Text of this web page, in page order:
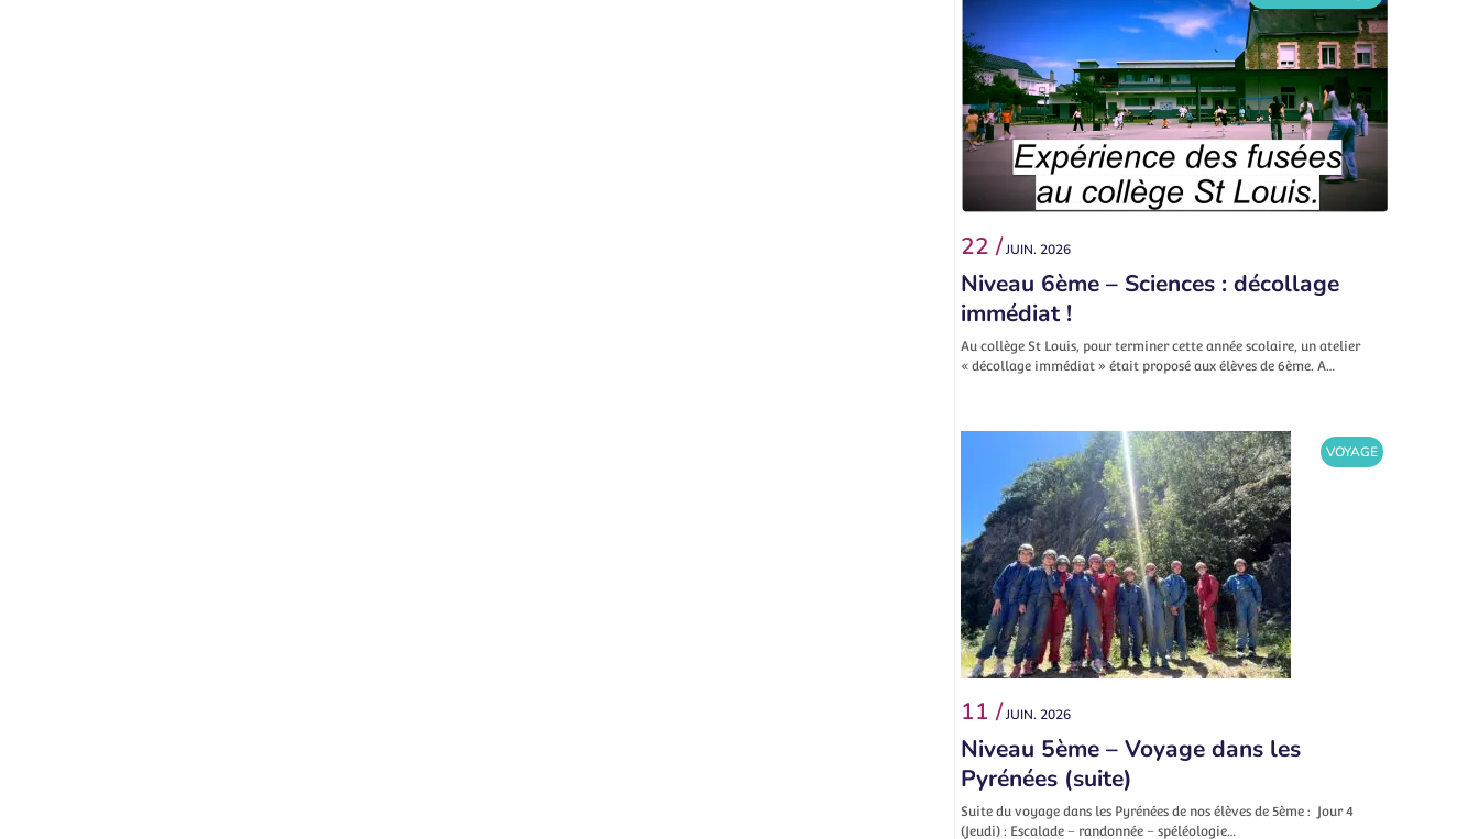
22 /JUIN. 2026
Niveau 6ème – Sciences : décollage
immédiat !
Au collège St Louis, pour terminer cette année scolaire, un atelier
« décollage immédiat » était proposé aux élèves de 6ème. A…
VOYAGE
11 /JUIN. 2026
Niveau 5ème – Voyage dans les
Pyrénées (suite)
Suite du voyage dans les Pyrénées de nos élèves de 5ème : Jour 4
(Jeudi) : Escalade – randonnée – spéléologie…